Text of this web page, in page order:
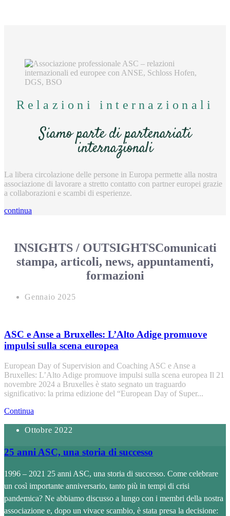
Relazioni internazionali
Siamo parte di partenariati
internazionali
La libera circolazione delle persone in Europa permette alla nostra
associazione di lavorare a stretto contatto con partner europei grazie
a collaborazioni e scambi di esperienze.
continua
INSIGHTS / OUTSIGHTSComunicati
stampa, articoli, news, appuntamenti,
formazioni
Gennaio 2025
ASC e Anse a Bruxelles: L’Alto Adige promuove
impulsi sulla scena europea
European Day of Supervision and Coaching ASC e Anse a
Bruxelles: L’Alto Adige promuove impulsi sulla scena europea Il 21
novembre 2024 a Bruxelles è stato segnato un traguardo
significativo: la prima edizione del “European Day of Super...
Continua
Ottobre 2022
25 anni ASC, una storia di successo
1996 – 2021 25 anni ASC, una storia di successo. Come celebrare
un così importante anniversario, tanto più in tempi di crisi
pandemica? Ne abbiamo discusso a lungo con i membri della nostra
associazione e, dopo un vivace scambio, è stata presa la decisione: